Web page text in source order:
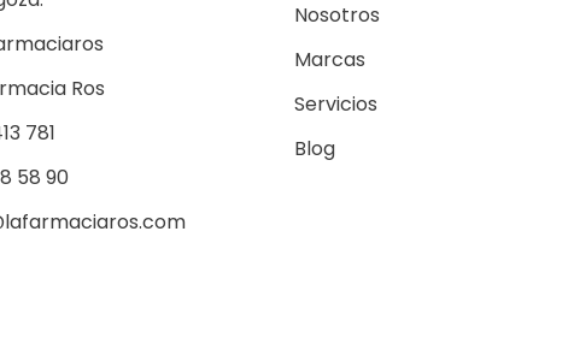
Ros
781
58 90
Nosotros
Marcas
Servicios
Blog